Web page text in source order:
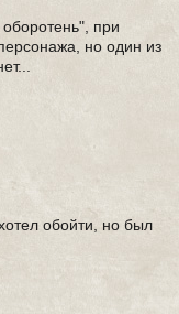
при
но один из
обойти, но был